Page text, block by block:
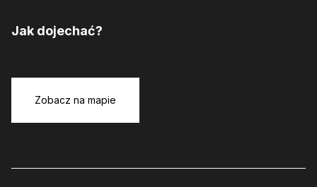
Jak dojechać?
Zobacz na mapie